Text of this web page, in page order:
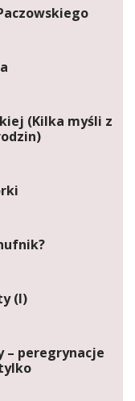
(Kilka myśli z
(I)
– peregrynacje